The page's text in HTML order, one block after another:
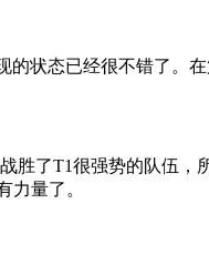
状态已经很不错了。
了T1很强势的队伍
力量了。